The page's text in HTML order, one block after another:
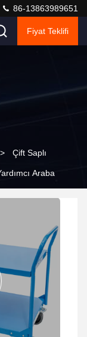
86-13863989651
Fiyat Teklifi
> Çift Saplı
Araba